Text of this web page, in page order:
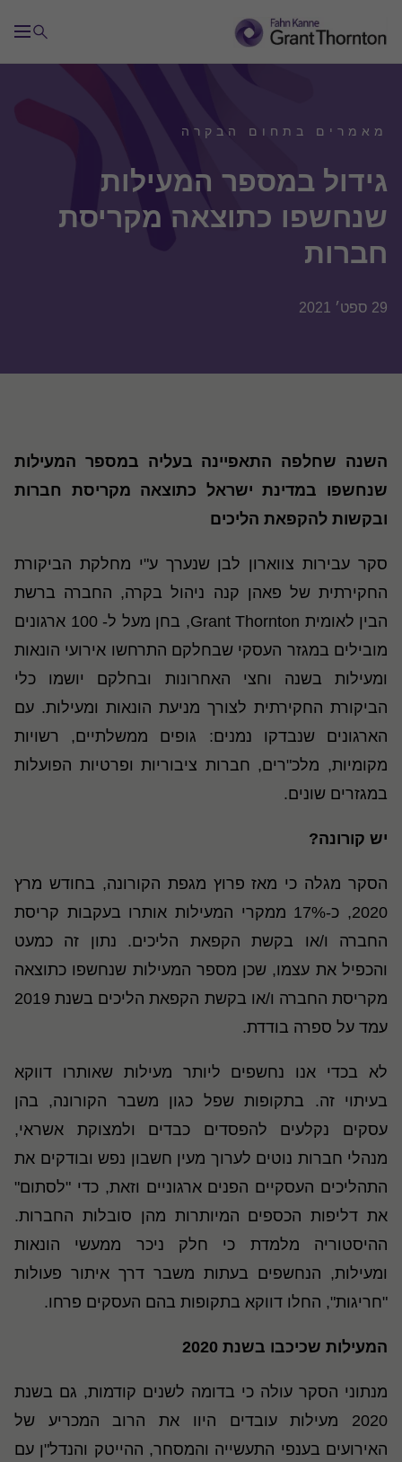
מאמרים בתחום הבקרה
גידול במספר המעילות
שנחשפו כתוצאה מקריסת
חברות
29 ספט׳ 2021
השנה שחלפה התאפיינה בעליה במספר המעילות
שנחשפו במדינת ישראל כתוצאה מקריסת חברות
ובקשות להקפאת הליכים
סקר עבירות צווארון לבן שנערך ע"י מחלקת הביקורת
החקירתית של פאהן קנה ניהול בקרה, החברה ברשת
הבין לאומית Grant Thornton, בחן מעל ל- 100 ארגונים
מובילים במגזר העסקי שבחלקם התרחשו אירועי הונאות
ומעילות בשנה וחצי האחרונות ובחלקם יושמו כלי
הביקורת החקירתית לצורך מניעת הונאות ומעילות. עם
הארגונים שנבדקו נמנים: גופים ממשלתיים, רשויות
מקומיות, מלכ"רים, חברות ציבוריות ופרטיות הפועלות
במגזרים שונים.
יש קורונה?
הסקר מגלה כי מאז פרוץ מגפת הקורונה, בחודש מרץ
2020, כ-17% ממקרי המעילות אותרו בעקבות קריסת
החברה ו/או בקשת הקפאת הליכים. נתון זה כמעט
והכפיל את עצמו, שכן מספר המעילות שנחשפו כתוצאה
מקריסת החברה ו/או בקשת הקפאת הליכים בשנת 2019
עמד על ספרה בודדת.
לא בכדי אנו נחשפים ליותר מעילות שאותרו דווקא
בעיתוי זה. בתקופות שפל כגון משבר הקורונה, בהן
עסקים נקלעים להפסדים כבדים ולמצוקת אשראי,
מנהלי חברות נוטים לערוך מעין חשבון נפש ובודקים את
התהליכים העסקיים הפנים ארגוניים וזאת, כדי "לסתום"
את דליפות הכספים המיותרות מהן סובלות החברות.
ההיסטוריה מלמדת כי חלק ניכר ממעשי הונאות
ומעילות, הנחשפים בעתות משבר דרך איתור פעולות
"חריגות", החלו דווקא בתקופות בהם העסקים פרחו.
המעילות שכיכבו בשנת 2020
מנתוני הסקר עולה כי בדומה לשנים קודמות, גם בשנת
2020 מעילות עובדים היוו את הרוב המכריע של
האירועים בענפי התעשייה והמסחר, ההייטק והנדל"ן עם